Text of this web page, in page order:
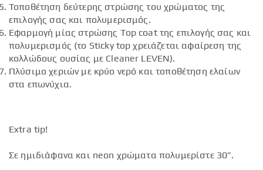
Τοποθέτηση δεύτερης στρώσης του χρώματος της
επιλογής σας και πολυμερισμός.
Εφαρμογή μίας στρώσης Top coat της επιλογής σας και
πολυμερισμός (το Sticky top χρειάζεται αφαίρεση της
κολλώδους ουσίας με Cleaner LEVEN).
Πλύσιμο χεριών με κρύο νερό και τοποθέτηση ελαίων
στα επωνύχια.
Extra tip!
Σε ημιδιάφανα και neon χρώματα πολυμερίστε 30”.